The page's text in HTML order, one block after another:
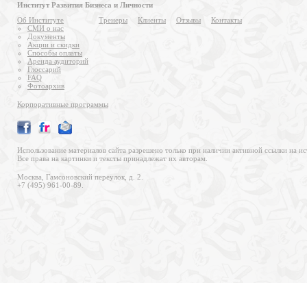
Институт Развития Бизнеса и Личности
Об Институте
СМИ о нас
Документы
Акции и скидки
Способы оплаты
Аренда аудиторий
Глоссарий
FAQ
Фотоархив
Тренеры Клиенты Отзывы Контакты
Корпоративные программы
Использование материалов сайта разрешено только при наличии активной ссылки на
Все права на картинки и тексты принадлежат их авторам.
Москва, Гамсоновский переулок, д. 2.
+7 (495) 961-00-89.